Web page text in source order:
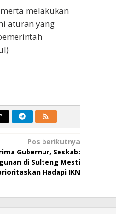
melakukan
aturan yang
Pos berikutnya
Gubernur, Seskab:
di Sulteng Mesti
Hadapi IKN